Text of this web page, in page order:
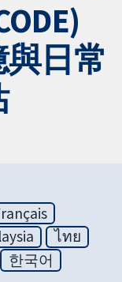
日常
ไทย
한국어